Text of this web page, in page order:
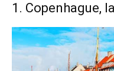
1. Copenhague,